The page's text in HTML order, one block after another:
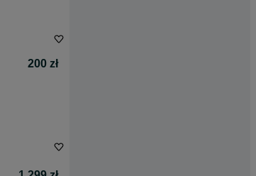
200 zł